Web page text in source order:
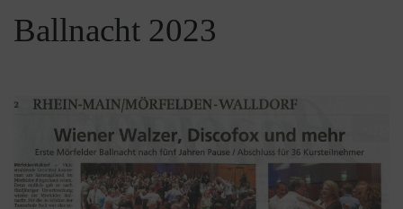
Ballnacht 2023
Bilder Navigation